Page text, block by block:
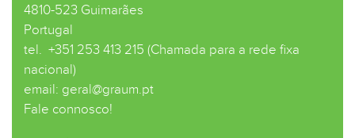
4810-523 Guimarães
Portugal
tel. +351 253 413 215 (Chamada para a rede fixa
nacional)
email: geral@graum.pt
Fale connosco!